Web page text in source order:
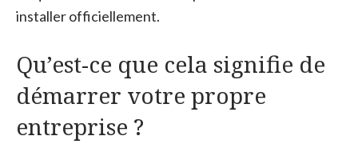
installer officiellement.
Qu’est-ce que cela signifie de
démarrer votre propre
entreprise ?